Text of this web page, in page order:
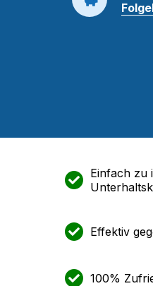
Einfach zu
Effektiv
100%